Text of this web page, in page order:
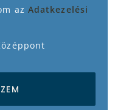
az Adatkezelési